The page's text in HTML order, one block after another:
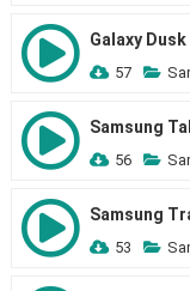
Galaxy Dusk
57
Samsung
56
Samsung
53